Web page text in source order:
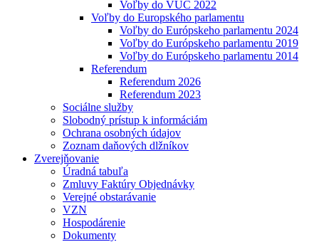
Voľby do VÚC 2022
Voľby do Europského parlamentu
Voľby do Európskeho parlamentu 2024
Voľby do Európskeho parlamentu 2019
Voľby do Európskeho parlamentu 2014
Referendum
Referendum 2026
Referendum 2023
Sociálne služby
Slobodný prístup k informáciám
Ochrana osobných údajov
Zoznam daňových dlžníkov
Zverejňovanie
Úradná tabuľa
Zmluvy Faktúry Objednávky
Verejné obstarávanie
VZN
Hospodárenie
Dokumenty